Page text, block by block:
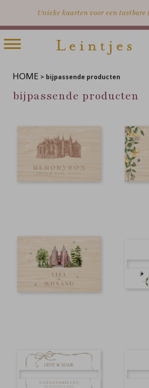
Unieke kaarten voor een
HOME > bijpassende producten
bijpassende producten